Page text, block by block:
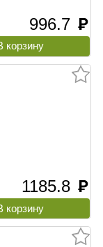
996.7 руб
1185.8 руб